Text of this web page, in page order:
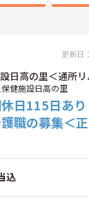
更新日
日高の里＜通所リ
健施設日高の里
休日115日あ
職の募集＜
込